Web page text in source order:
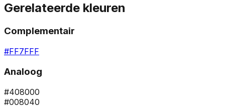
Gerelateerde kleuren
Complementair
#FF7FFF
Analoog
#408000
#008040